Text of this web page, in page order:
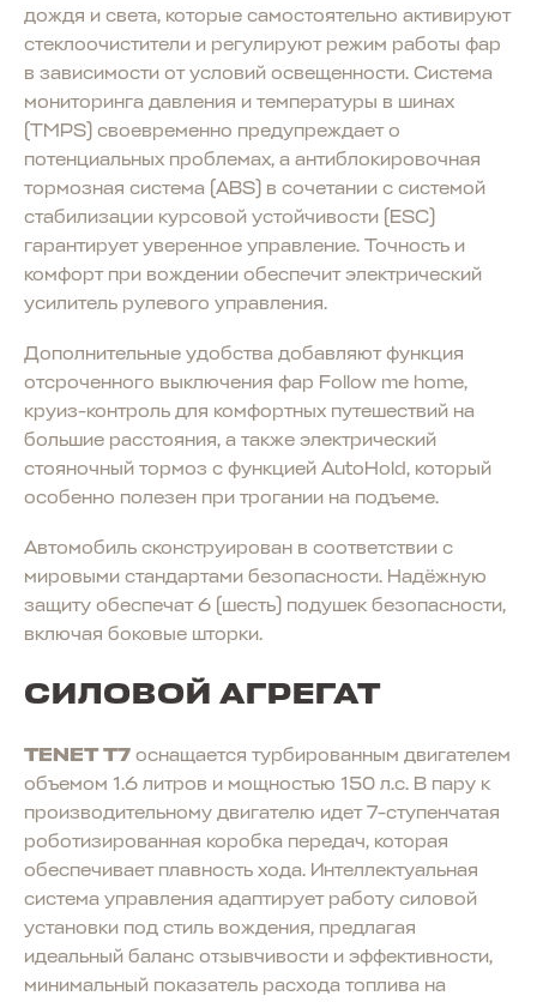
дождя и света, которые самостоятельно активируют
стеклоочистители и регулируют режим работы фар
в зависимости от условий освещенности. Система
мониторинга давления и температуры в шинах
(TMPS) своевременно предупреждает о
потенциальных проблемах, а антиблокировочная
тормозная система (ABS) в сочетании с системой
стабилизации курсовой устойчивости (ESC)
гарантирует уверенное управление. Точность и
комфорт при вождении обеспечит электрический
усилитель рулевого управления.
Дополнительные удобства добавляют функция
отсроченного выключения фар Follow me home,
круиз-контроль для комфортных путешествий на
большие расстояния, а также электрический
стояночный тормоз с функцией AutoHold, который
особенно полезен при трогании на подъеме.
Автомобиль сконструирован в соответствии с
мировыми стандартами безопасности. Надёжную
защиту обеспечат 6 (шесть) подушек безопасности,
включая боковые шторки.
СИЛОВОЙ АГРЕГАТ
TENET T7 оснащается турбированным двигателем
объемом 1.6 литров и мощностью 150 л.с. В пару к
производительному двигателю идет 7-ступенчатая
роботизированная коробка передач, которая
обеспечивает плавность хода. Интеллектуальная
система управления адаптирует работу силовой
установки под стиль вождения, предлагая
идеальный баланс отзывчивости и эффективности,
минимальный показатель расхода топлива на